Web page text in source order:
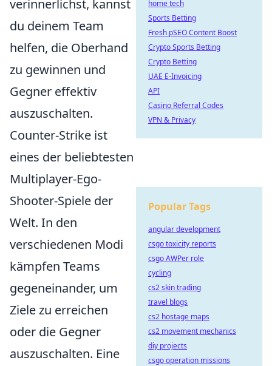
verinnerlichst, kannst
du deinem Team
helfen, die Oberhand
zu gewinnen und
Gegner effektiv
auszuschalten.
Counter-Strike ist
eines der beliebtesten
Multiplayer-Ego-
Shooter-Spiele der
Welt. In den
verschiedenen Modi
kämpfen Teams
gegeneinander, um
Ziele zu erreichen
oder die Gegner
auszuschalten. Eine
home tech
Sports Betting
Fresh pSEO Content Boost
Crypto Sports Betting
Crypto Betting
UAE E-Invoicing
API
Casino Referral Codes
VPN & Privacy
Popular Tags
angular development
csgo toxicity reports
csgo AWPer role
cycling
cs2 skin trading
travel blogs
cs2 hostage maps
cs2 movement mechanics
diy projects
csgo operation missions